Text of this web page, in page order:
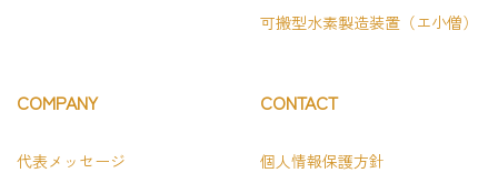
可搬型水素製造装置（エ小僧）
COMPANY
代表メッセージ
CONTACT
個人情報保護方針